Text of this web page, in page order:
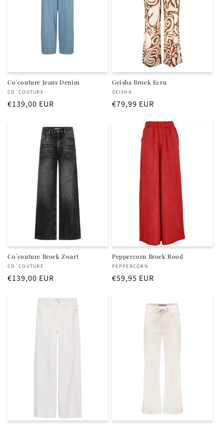
Co`couture Jeans Denim
Verkoper:
CO`COUTURE
Normale
€139,00 EUR
Geisha Broek Ecru
Verkoper:
GEISHA
Normale
€79,99 EUR
Co`couture Broek Zwart
Verkoper:
CO`COUTURE
Normale
€139,00 EUR
Peppercorn Broek Rood
Verkoper:
PEPPERCORN
Normale
€59,95 EUR